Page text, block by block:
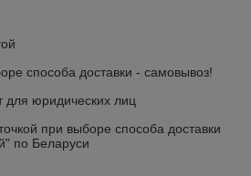
способа доставки - самовывоз!
для юридических лиц
при выборе способа доставки
по Беларуси